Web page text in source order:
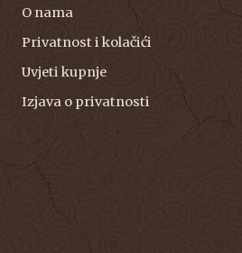
O nama
Privatnost i kolačići
Uvjeti kupnje
Izjava o privatnosti